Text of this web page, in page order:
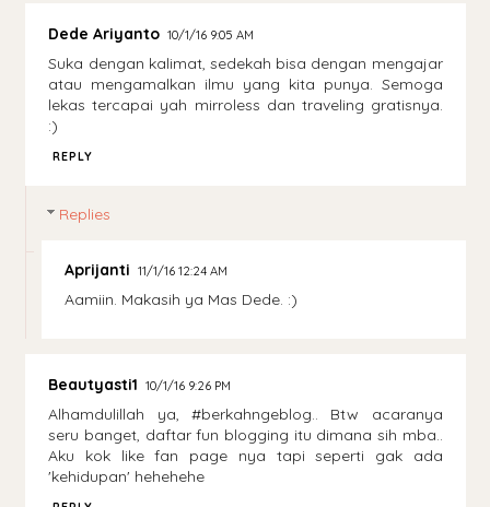
Dede Ariyanto 10/1/16 9:05 AM
Suka dengan kalimat, sedekah bisa dengan mengajar
atau mengamalkan ilmu yang kita punya. Semoga
lekas tercapai yah mirroless dan traveling gratisnya.
:)
REPLY
Replies
Aprijanti 11/1/16 12:24 AM
Aamiin. Makasih ya Mas Dede. :)
Beautyasti1 10/1/16 9:26 PM
Alhamdulillah ya, #berkahngeblog.. Btw acaranya
seru banget, daftar fun blogging itu dimana sih mba..
Aku kok like fan page nya tapi seperti gak ada
'kehidupan' hehehehe